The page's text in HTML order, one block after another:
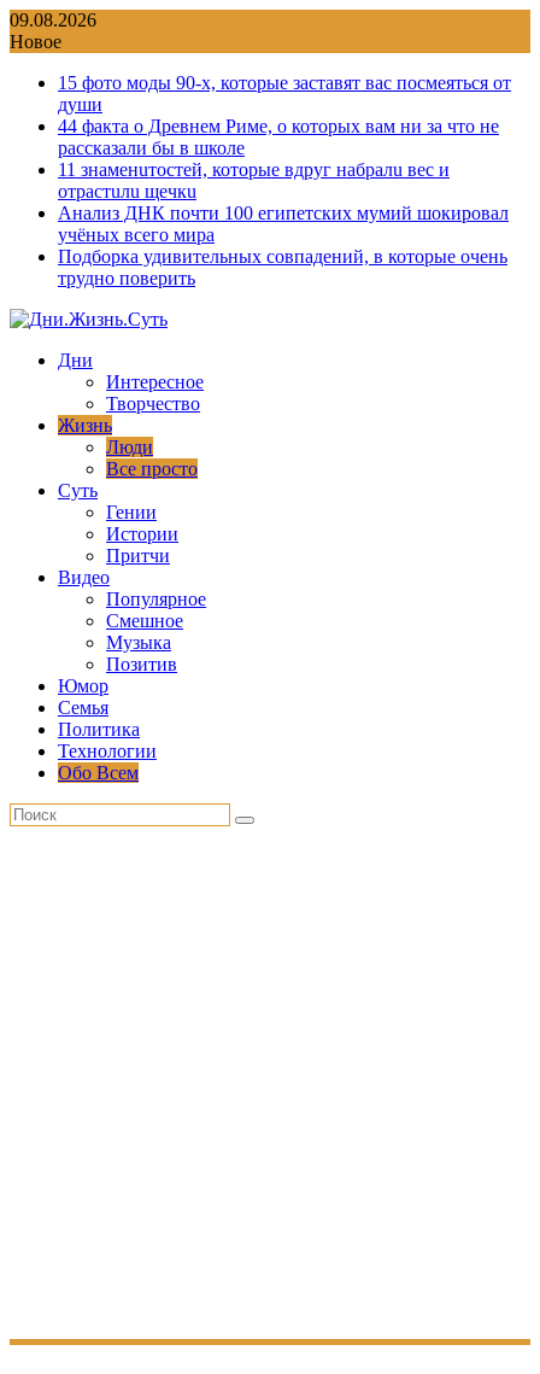
Перейти
к
09.08.2026
Новое
15 фото моды 90-х, которые заставят вас посмеяться от
души
44 факта о Древнем Риме, о которых вам ни за что не
рассказали бы в школе
11 знаменuтостей, которые вдруг набралu вес и
отрастuлu щечкu
Анализ ДНК почти 100 египетских мумий шокировал
учёных всего мира
Подборка удивительных совпадений, в которые очень
трудно поверить
Дни
Интересное
Творчество
Жизнь
Люди
Все просто
Суть
Гении
Истории
Притчи
Видео
Популярное
Смешное
Музыка
Позитив
Юмор
Семья
Политика
Технологии
Обо Всем